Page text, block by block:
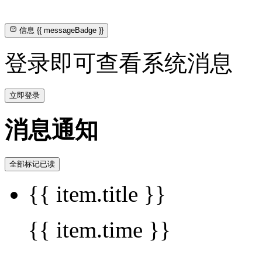
信息{{ messageBadge }}
登录即可查看系统消息
立即登录
消息通知
全部标记已读
{{ item.title }}
{{ item.time }}